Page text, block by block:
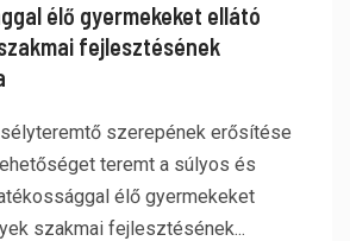
élő gyermekeket ellátó
fejlesztésének
szerepének erősítése
teremt a súlyos és
élő gyermekeket
szakmai fejlesztésének...